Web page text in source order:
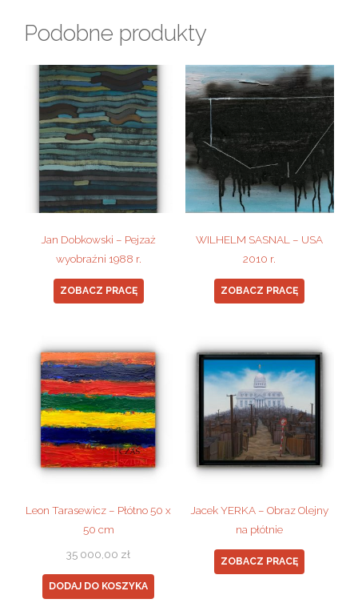
Podobne produkty
Jan Dobkowski – Pejzaż
wyobraźni 1988 r.
ZOBACZ PRACĘ
WILHELM SASNAL – USA
2010 r.
ZOBACZ PRACĘ
Leon Tarasewicz – Płótno 50 x
50 cm
35 000,00 zł
DODAJ DO KOSZYKA
Jacek YERKA – Obraz Olejny
na płótnie
ZOBACZ PRACĘ